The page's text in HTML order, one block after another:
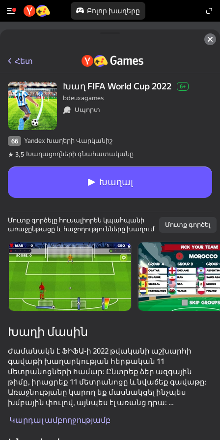
Բոլոր խաղերը
Պտտեք սարքը
Խաղը աշխատում է միայն հորիզոնական
ուղղությամբ
ԽԱՂԱԼ
83
Հետ
Խաղ FIFA World Cup 2022 6+
bdeuxagames
Սպորտ
66
Yandex Խաղերի Վարկանիշ
3,5 Խաղացողների գնահատականը
Խաղալ
Մուտք գործելը հուսալիորեն կպահպանի
առաջընթացը և հաջողությունները խաղում
Մուտք գործել
Խաղի մասին
Ժամանակն է ՖԻՖԱ-ի 2022 թվականի աշխարհի
գավաթի խաղարկության հերթական 11
մետրանոցների համար: Ընտրեք ձեր ազգային
թիմը, իրացրեք 11 մետրանոցը և նվաճեք գավաթը:
Առաջնությանը կարող եք մասնակցել ինչպես
խմբային փուլով, այնպես էլ առանց դրա:
յուրահատուկ փորձ ձեռք բերելու համար,
Կարդալ ամբողջությամբ